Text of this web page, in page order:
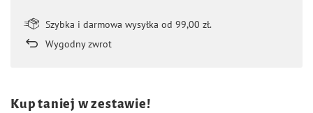
Szybka i darmowa wysyłka od 99,00 zł.
Wygodny zwrot
Kup taniej w zestawie!